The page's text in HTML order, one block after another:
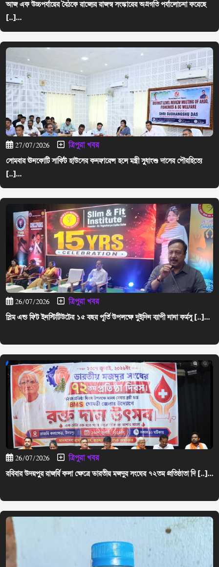
আজ এক উচ্চপর্যায়ের বৈঠকে রাজ্যের রাজস্ব সংস্কারের অগ্রগতি পর্যালোচনা করেছে
[..]...
27/07/2026 ত্রিপুরা খবর
সোমবার ঊনকোটি সার্কিট হাউসের কনফারেন্স হলে মন্ত্রী সুধাংশু দাসের পৌরহিত্যে
[..]...
26/07/2026 ত্রিপুরা খবর
স্লিম এন্ড ফিট ইনস্টিটিউটের ১৫ বছর পূর্তি উপলক্ষে দুইদিন ব্যাপী নানা কর্মসূ [..]...
26/07/2026 ত্রিপুরা খবর
রবিবার উদয়পুর রাজর্ষি কলা ক্ষেত্রে ভারতীয় মজদুর সংঘের ৭২তম প্রতিষ্ঠাতা দি [..]...